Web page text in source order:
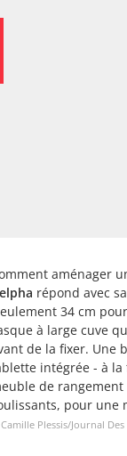
aménager
répond avec
34 cm
à large cuve
de la fixer. Une
intégrée - à la
de
pour une
Plessis/Journal Des